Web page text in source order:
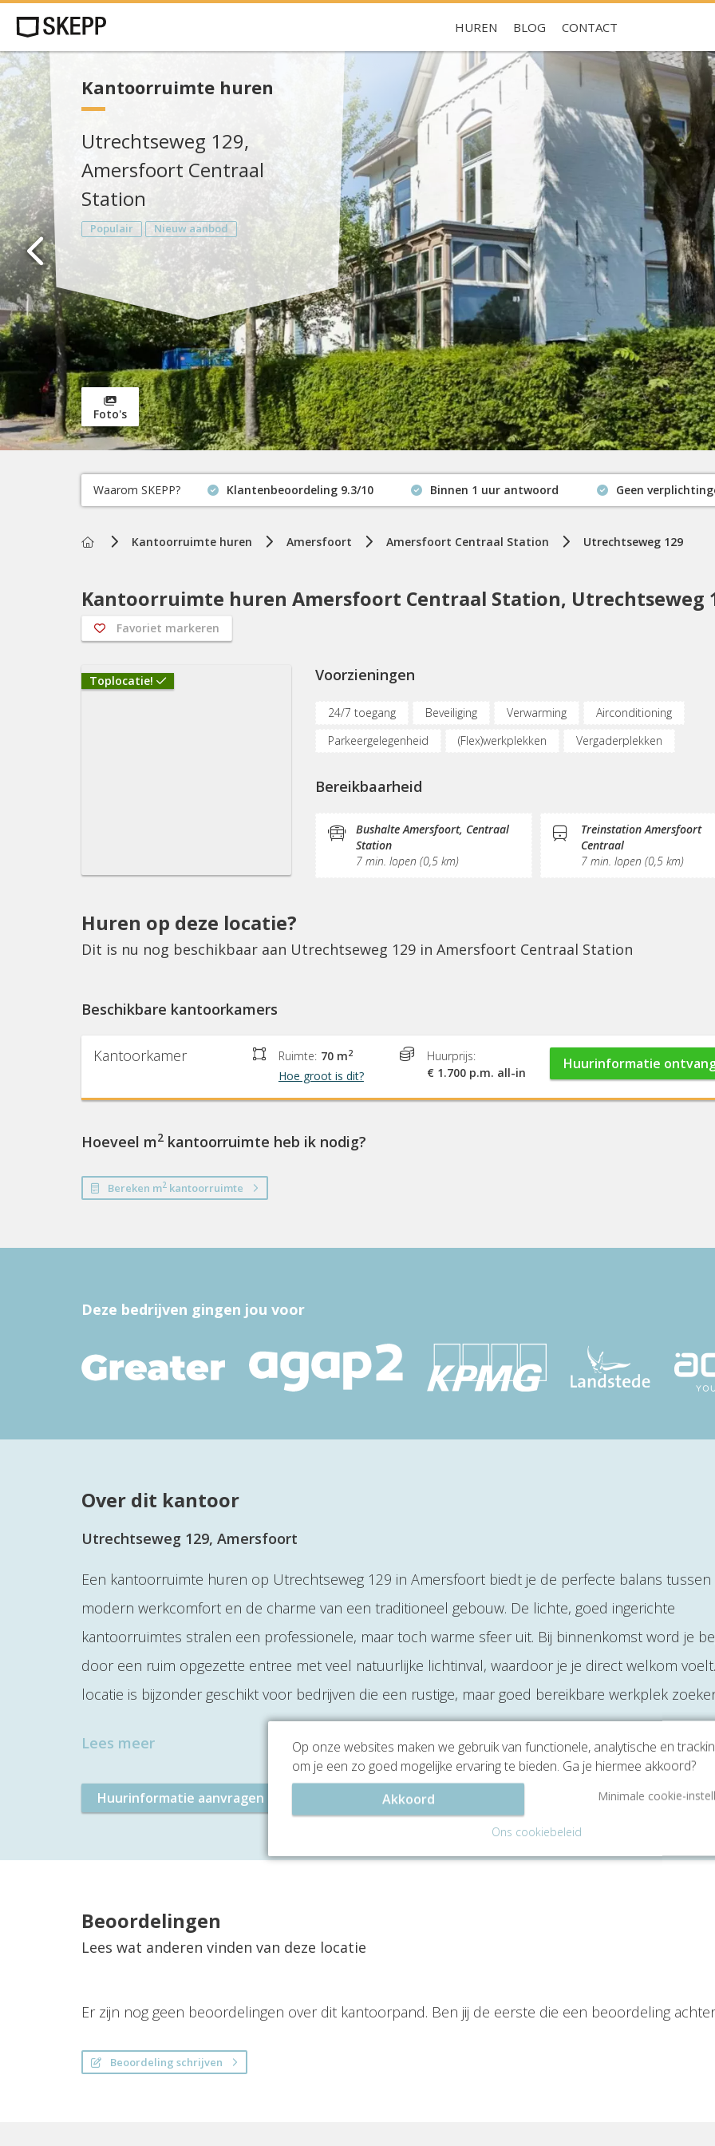
HUREN BLOG CONTACT
Je hebt nog geen favorieten
Kantoorruimte huren
Utrechtseweg 129,
Amersfoort Centraal
Station
Populair Nieuw aanbod
Foto's
Waarom SKEPP? Klantenbeoordeling 9.3/10 Binnen 1 uur antwoord
Geen
Home
Kantoorruimte huren Amersfoort Amersfoort Centraal Station Utrechtseweg 129
Kantoorruimte huren Amersfoort Centraal Station, Utrechtseweg
Favoriet markeren
Toplocatie! Voorzieningen
24/7 toegang Beveiliging Verwarming
Airconditioning
Parkeergelegenheid
(Flex)werkplekken
Vergaderplekken
Koffie/thee
Gemeubileerd
Bereikbaarheid
Bushalte Amersfoort, Centraal
Station
7 min. lopen (0,5 km)
Treinstation Amersfoort
Centraal
7 min. lopen (0,5 km)
Huren op deze locatie?
Dit is nu nog beschikbaar aan Utrechtseweg 129 in Amersfoort Centraal Station
Beschikbare kantoorkamers
Kantoorkamer Ruimte: 70 m2
Hoe groot is dit?
Huurprijs:
€ 1.700 p.m. all-in
Huurinformatie
Hoeveel m2 kantoorruimte heb ik nodig?
Bereken m2 kantoorruimte
Deze bedrijven gingen jou voor
Over dit kantoor
Utrechtseweg 129, Amersfoort
Een kantoorruimte huren op Utrechtseweg 129 in Amersfoort biedt je de perfecte balans tussen
modern werkcomfort en de charme van een traditioneel gebouw. De lichte, goed ingerichte
kantoorruimtes stralen een professionele, maar toch warme sfeer uit. Bij binnenkomst word je
door een ruim opgezette entree met veel natuurlijke lichtinval, waardoor je je direct welkom
locatie is bijzonder geschikt voor bedrijven die een rustige, maar goed bereikbare werkplek
Lees meer
Huurinformatie aanvragen Plan een gratis rondleiding
Beoordelingen
Lees wat anderen vinden van deze locatie
Er zijn nog geen beoordelingen over dit kantoorpand. Ben jij de eerste die een beoordeling
Beoordeling schrijven
Op onze websites maken we gebruik van functionele, analytische en
om je een zo goed mogelijke ervaring te bieden. Ga je hiermee akkoord?
Akkoord
Minimale cookie-
Ons cookiebeleid